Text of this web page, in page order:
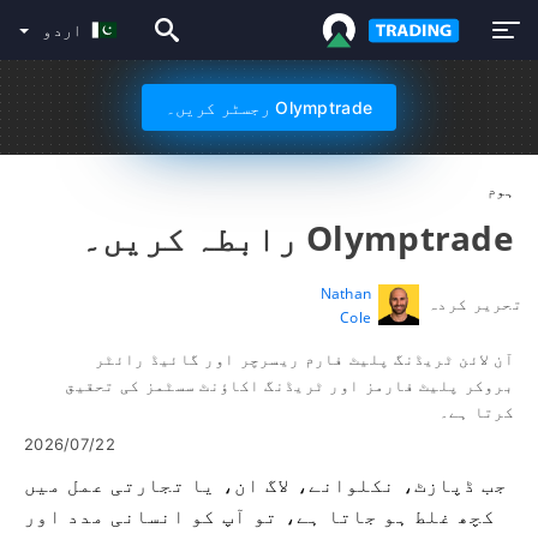
اردو
Olymptrade رجسٹر کریں۔
ہوم
Olymptrade رابطہ کریں۔
تحریر کردہ
Nathan
Cole
آن لائن ٹریڈنگ پلیٹ فارم ریسرچر اور گائیڈ رائٹر
بروکر پلیٹ فارمز اور ٹریڈنگ اکاؤنٹ سسٹمز کی تحقیق
کرتا ہے۔
2026/07/22
جب ڈپازٹ، نکلوانے، لاگ ان، یا تجارتی عمل میں
کچھ غلط ہو جاتا ہے، تو آپ کو انسانی مدد اور